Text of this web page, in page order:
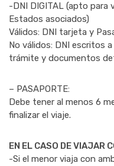
-DNI DIGITAL (apto para
Estados asociados)
Válidos: DNI tarjeta y
No válidos: DNI escritos
trámite y documentos
– PASAPORTE:
Debe tener al menos 6
finalizar el viaje.
EN EL CASO DE VIAJAR
-Si el menor viaja con